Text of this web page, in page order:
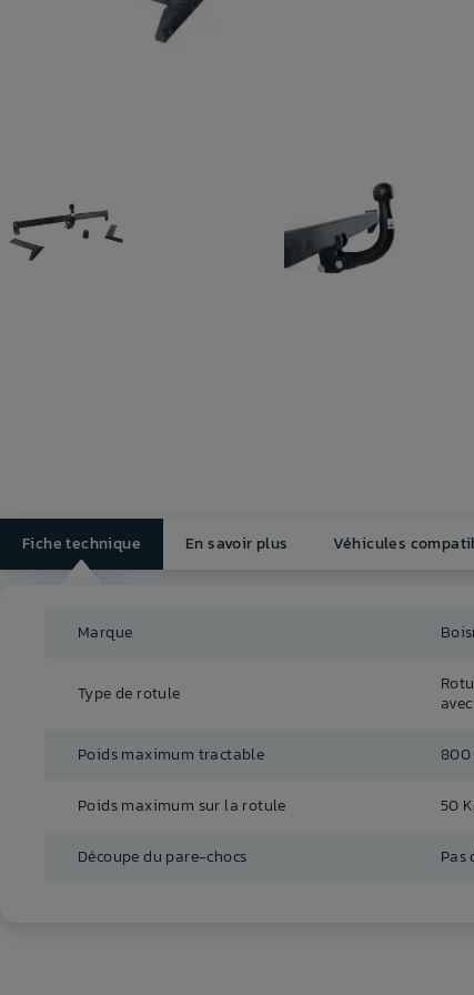
Fiche technique En savoir plus Véhicules
Marque
Type de rotule
Poids maximum tractable 800
Poids maximum sur la rotule 50
Découpe du pare-chocs Pas